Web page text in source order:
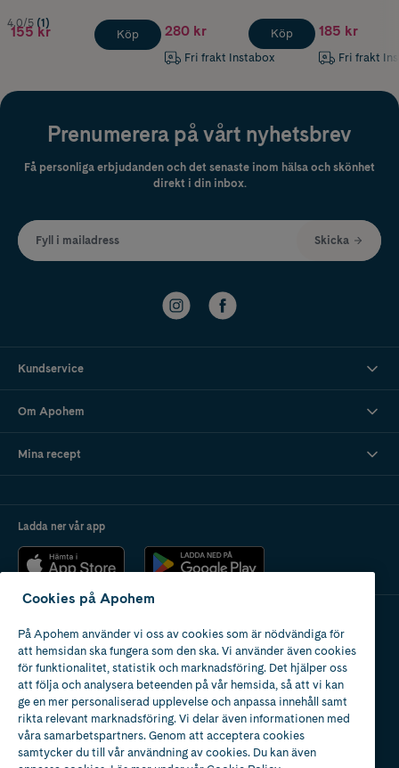
4.0/5 (1)
155 kr Köp 280 kr
Fri frakt Instabox
Köp 185 kr
Fri frakt
Prenumerera på vårt nyhetsbrev
Få personliga erbjudanden och det senaste inom hälsa och skönhet
direkt i din inbox.
Fyll i mailadress Skicka
Kundservice
Om Apohem
Mina recept
Ladda ner vår app
Apotek med tillstånd
av Läkemedelsverket
Cookies på Apohem
På Apohem använder vi oss av cookies som är nödvändiga för
att hemsidan ska fungera som den ska. Vi använder även cookies
för funktionalitet, statistik och marknadsföring. Det hjälper oss
att följa och analysera beteenden på vår hemsida, så att vi kan
ge en mer personaliserad upplevelse och anpassa innehåll samt
rikta relevant marknadsföring. Vi delar även informationen med
våra samarbetspartners. Genom att acceptera cookies
samtycker du till vår användning av cookies. Du kan även